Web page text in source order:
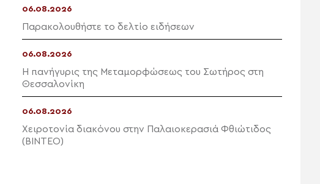
06.08.2026
Παρακολουθήστε το δελτίο ειδήσεων
06.08.2026
Η πανήγυρις της Μεταμορφώσεως του Σωτήρος στη
Θεσσαλονίκη
06.08.2026
Χειροτονία διακόνου στην Παλαιοκερασιά Φθιώτιδος
(ΒΙΝΤΕΟ)